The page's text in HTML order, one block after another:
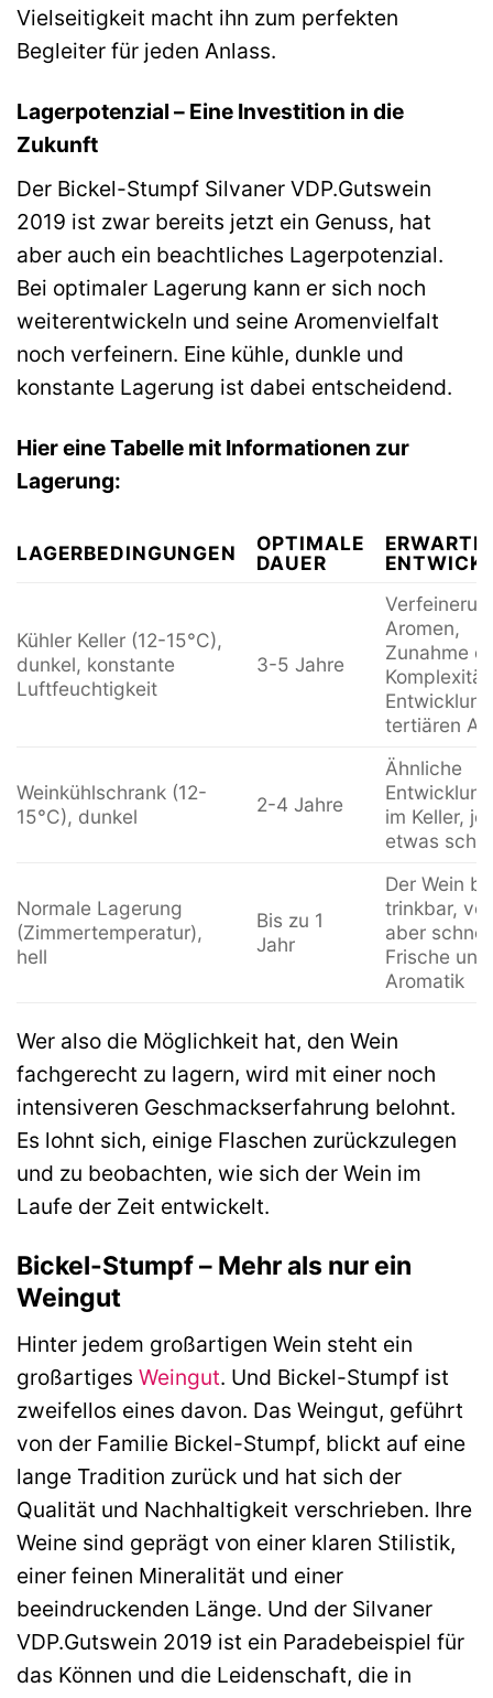
Vielseitigkeit macht ihn zum perfekten
Begleiter für jeden Anlass.
Lagerpotenzial – Eine Investition in die
Zukunft
Der Bickel-Stumpf Silvaner VDP.Gutswein
2019 ist zwar bereits jetzt ein Genuss, hat
aber auch ein beachtliches Lagerpotenzial.
Bei optimaler Lagerung kann er sich noch
weiterentwickeln und seine Aromenvielfalt
noch verfeinern. Eine kühle, dunkle und
konstante Lagerung ist dabei entscheidend.
Hier eine Tabelle mit Informationen zur
Lagerung:
LAGERBEDINGUNGEN
OPTIMALE
DAUER
Kühler Keller (12-15°C),
dunkel, konstante
Luftfeuchtigkeit
3-5 Jahre
Aromen,
Zunahme
tertiären
Weinkühlschrank (12-
15°C), dunkel
2-4 Jahre
Ähnliche
im Keller,
etwas
Normale Lagerung
(Zimmertemperatur),
hell
Bis zu 1
Jahr
Der Wein
trinkbar,
aber
Frische und
Aromatik
Wer also die Möglichkeit hat, den Wein
fachgerecht zu lagern, wird mit einer noch
intensiveren Geschmackserfahrung belohnt.
Es lohnt sich, einige Flaschen zurückzulegen
und zu beobachten, wie sich der Wein im
Laufe der Zeit entwickelt.
Bickel-Stumpf – Mehr als nur ein
Weingut
Hinter jedem großartigen Wein steht ein
großartiges Weingut. Und Bickel-Stumpf ist
zweifellos eines davon. Das Weingut, geführt
von der Familie Bickel-Stumpf, blickt auf eine
lange Tradition zurück und hat sich der
Qualität und Nachhaltigkeit verschrieben. Ihre
Weine sind geprägt von einer klaren Stilistik,
einer feinen Mineralität und einer
beeindruckenden Länge. Und der Silvaner
VDP.Gutswein 2019 ist ein Paradebeispiel für
das Können und die Leidenschaft, die in